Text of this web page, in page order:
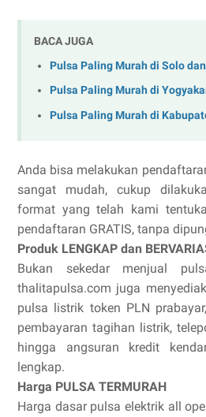
BACA JUGA
Pulsa Paling Murah di Solo
Pulsa Paling Murah di
Pulsa Paling Murah di
Anda bisa melakukan
sangat mudah, cukup
format yang telah kami
pendaftaran GRATIS, tanpa
Produk LENGKAP dan
Bukan sekedar menjual
thalitapulsa.com juga
pulsa listrik token PLN
pembayaran tagihan listrik,
hingga angsuran kredit
lengkap.
Harga PULSA TERMURAH
Harga dasar pulsa elektrik all